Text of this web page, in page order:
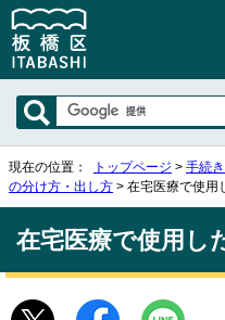
現在の位置： トップページ > 手続
の分け方・出し方 > 在宅医療で使用
在宅医療で使用し